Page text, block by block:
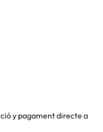
y pagament directe a